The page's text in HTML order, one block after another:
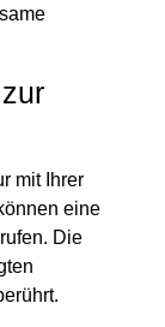
mit Ihrer
eine
Die